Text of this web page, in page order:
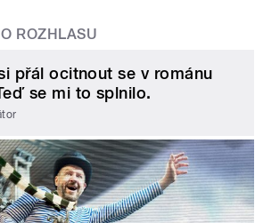
ROZHLASU
přál ocitnout se v románu
se mi to splnilo.